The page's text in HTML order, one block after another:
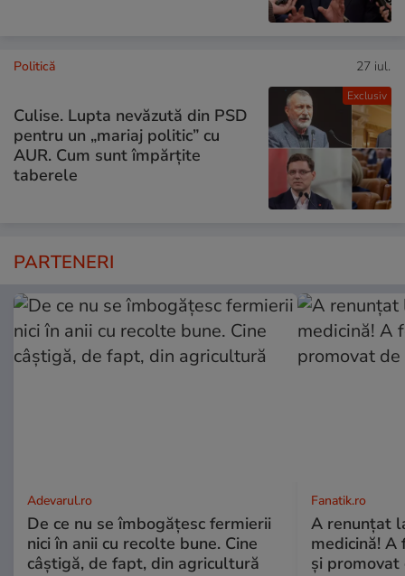
Exclusiv
Politică 27 iul.
Culise. Lupta nevăzută din PSD
pentru un „mariaj politic” cu
AUR. Cum sunt împărțite
taberele
PARTENERI
Adevarul.ro
De ce nu se îmbogățesc fermierii
nici în anii cu recolte bune. Cine
câștigă, de fapt, din agricultură
Fanatik.ro
A renunțat
medicină! A
și promovat